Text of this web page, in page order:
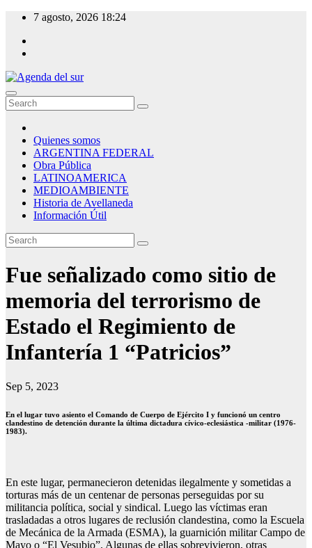
Skip
content
7 agosto, 2026 18:24
Agenda del sur
Quienes somos
ARGENTINA FEDERAL
Obra Pública
LATINOAMERICA
MEDIOAMBIENTE
Historia de Avellaneda
Información Útil
Fue señalizado como sitio de
memoria del terrorismo de
Estado el Regimiento de
Infantería 1 “Patricios”
Sep 5, 2023
En el lugar tuvo asiento el Comando de Cuerpo de Ejército I y funcionó un centro
clandestino de detención durante la última dictadura cívico-eclesiástica -militar (1976-
1983).
En este lugar, permanecieron detenidas ilegalmente y sometidas a
torturas más de un centenar de personas perseguidas por su
militancia política, social y sindical. Luego las víctimas eran
trasladadas a otros lugares de reclusión clandestina, como la Escuela
de Mecánica de la Armada (ESMA), la guarnición militar Campo de
Mayo o “El Vesubio”. Algunas de ellas sobrevivieron, otras